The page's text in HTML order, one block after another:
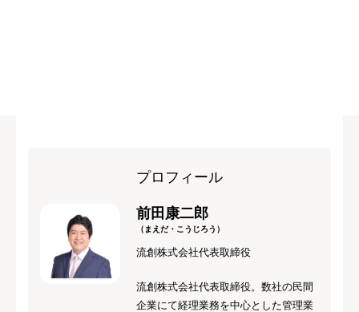
プロフィール
前田康二郎
（まえだ・こうじろう）
流創株式会社代表取締役
流創株式会社代表取締役。数社の民間
企業にて経理業務を中心とした管理業